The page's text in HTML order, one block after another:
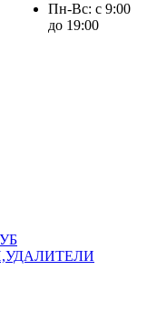
Пн-Вс: с 9:00
до 19:00